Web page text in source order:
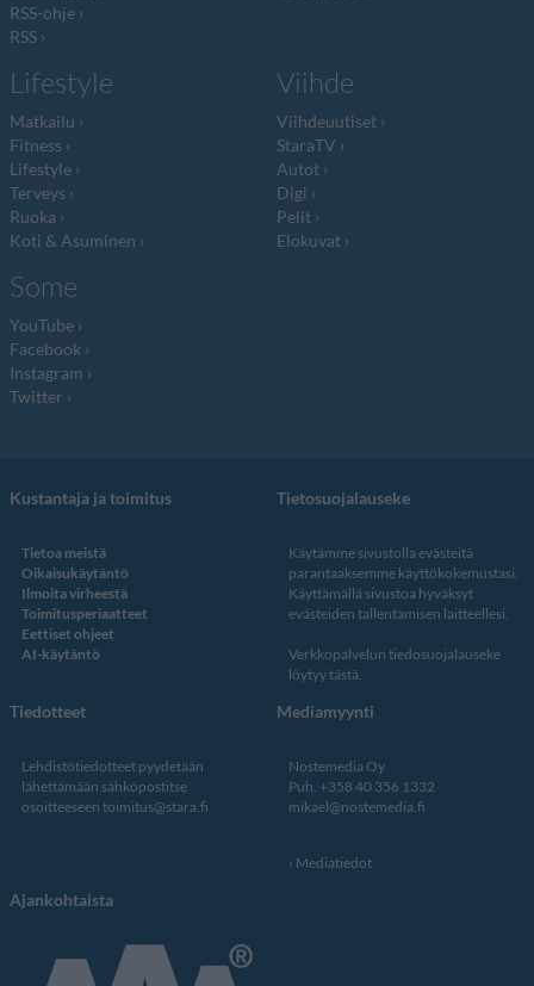
RSS-ohje
RSS
Lifestyle
Matkailu
Fitness
Lifestyle
Terveys
Ruoka
Koti & Asuminen
Viihde
Viihdeuutiset
StaraTV
Autot
Digi
Pelit
Elokuvat
Some
YouTube
Facebook
Instagram
Twitter
Kustantaja ja toimitus
Tietoa meistä
Oikaisukäytäntö
Ilmoita virheestä
Toimitusperiaatteet
Eettiset ohjeet
AI-käytäntö
Tietosuojalauseke
Käytämme sivustolla evästeitä
parantaaksemme käyttökokemustasi.
Käyttämällä sivustoa hyväksyt
evästeiden tallentamisen laitteellesi.
Verkkopalvelun tiedosuojalauseke
löytyy tästä
Tiedotteet
Lehdistötiedotteet pyydetään
lähettämään sähköpostitse
osoitteeseen toimitus@stara.fi
Mediamyynti
Nostemedia Oy
Puh. +358 40 356 1332
mikael@nostemedia.fi
Mediatiedot
Ajankohtaista